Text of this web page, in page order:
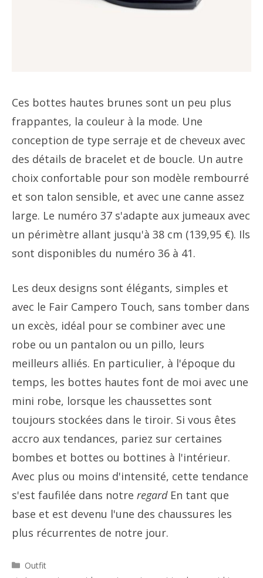
Ces bottes hautes brunes sont un peu plus
frappantes, la couleur à la mode. Une
conception de type serraje et de cheveux avec
des détails de bracelet et de boucle. Un autre
choix confortable pour son modèle rembourré
et son talon sensible, et avec une canne assez
large. Le numéro 37 s'adapte aux jumeaux avec
un périmètre allant jusqu'à 38 cm (139,95 €). Ils
sont disponibles du numéro 36 à 41.
Les deux designs sont élégants, simples et
avec le Fair Campero Touch, sans tomber dans
un excès, idéal pour se combiner avec une
robe ou un pantalon ou un pillo, leurs
meilleurs alliés. En particulier, à l'époque du
temps, les bottes hautes font de moi avec une
mini robe, lorsque les chaussettes sont
toujours stockées dans le tiroir. Si vous êtes
accro aux tendances, pariez sur certaines
bombes et bottes ou bottines à l'intérieur.
Avec plus ou moins d'intensité, cette tendance
s'est faufilée dans notre regard En tant que
base et est devenu l'une des chaussures les
plus récurrentes de notre jour.
Catégories
Outfit